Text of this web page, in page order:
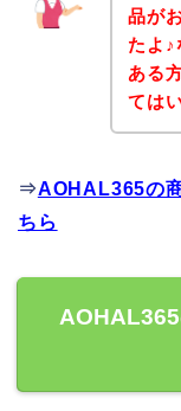
品が
たよ
ある
ては
⇒AOHAL365の
ちら